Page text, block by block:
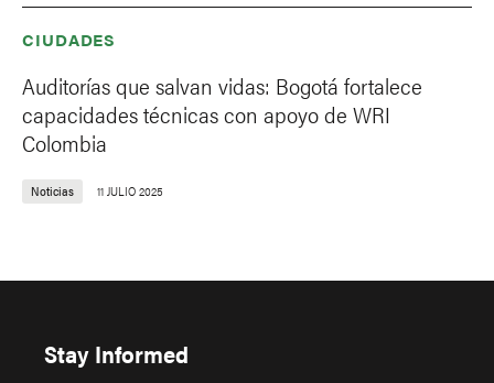
CIUDADES
Auditorías que salvan vidas: Bogotá fortalece
capacidades técnicas con apoyo de WRI
Colombia
Noticias 11 JULIO 2025
Stay Informed